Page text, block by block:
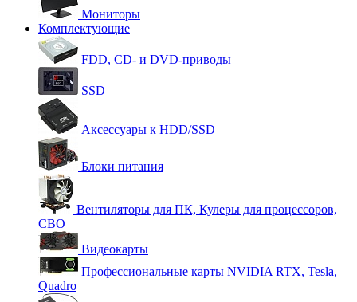
Мониторы
Комплектующие
FDD, CD- и DVD-приводы
SSD
Аксессуары к HDD/SSD
Блоки питания
Вентиляторы для ПК, Кулеры для процессоров,
СВО
Видеокарты
Профессиональные карты NVIDIA RTX, Tesla,
Quadro